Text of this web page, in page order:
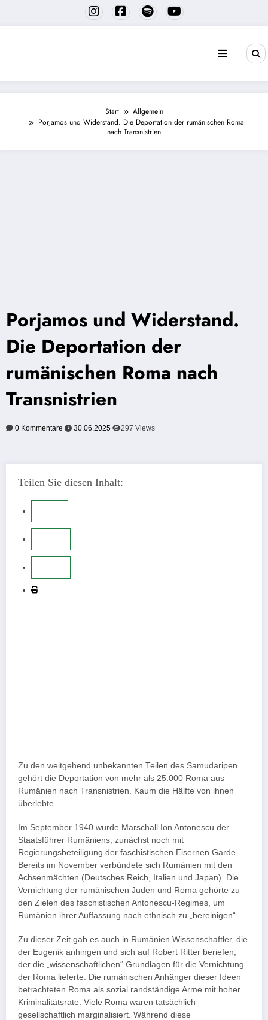
springen
Start
Allgemein
Porjamos und Widerstand. Die Deportation der rumänischen Roma
nach Transnistrien
Porjamos und Widerstand.
Die Deportation der
rumänischen Roma nach
Transnistrien
0 Kommentare 30.06.2025 297 Views
Teilen Sie diesen Inhalt:
Zu den weitgehend unbekannten Teilen des Samudaripen
gehört die Deportation von mehr als 25.000 Roma aus
Rumänien nach Transnistrien. Kaum die Hälfte von ihnen
überlebte.
Im September 1940 wurde Marschall Ion Antonescu der
Staatsführer Rumäniens, zunächst noch mit
Regierungsbeteiligung der faschistischen Eisernen Garde.
Bereits im November verbündete sich Rumänien mit den
Achsenmächten (Deutsches Reich, Italien und Japan). Die
Vernichtung der rumänischen Juden und Roma gehörte zu
den Zielen des faschistischen Antonescu-Regimes, um
Rumänien ihrer Auffassung nach ethnisch zu „bereinigen“.
Zu dieser Zeit gab es auch in Rumänien Wissenschaftler, die
der Eugenik anhingen und sich auf Robert Ritter beriefen,
der die „wissenschaftlichen“ Grundlagen für die Vernichtung
der Roma lieferte. Die rumänischen Anhänger dieser Ideen
betrachteten Roma als sozial randständige Arme mit hoher
Kriminalitätsrate. Viele Roma waren tatsächlich
gesellschaftlich marginalisiert. Während diese